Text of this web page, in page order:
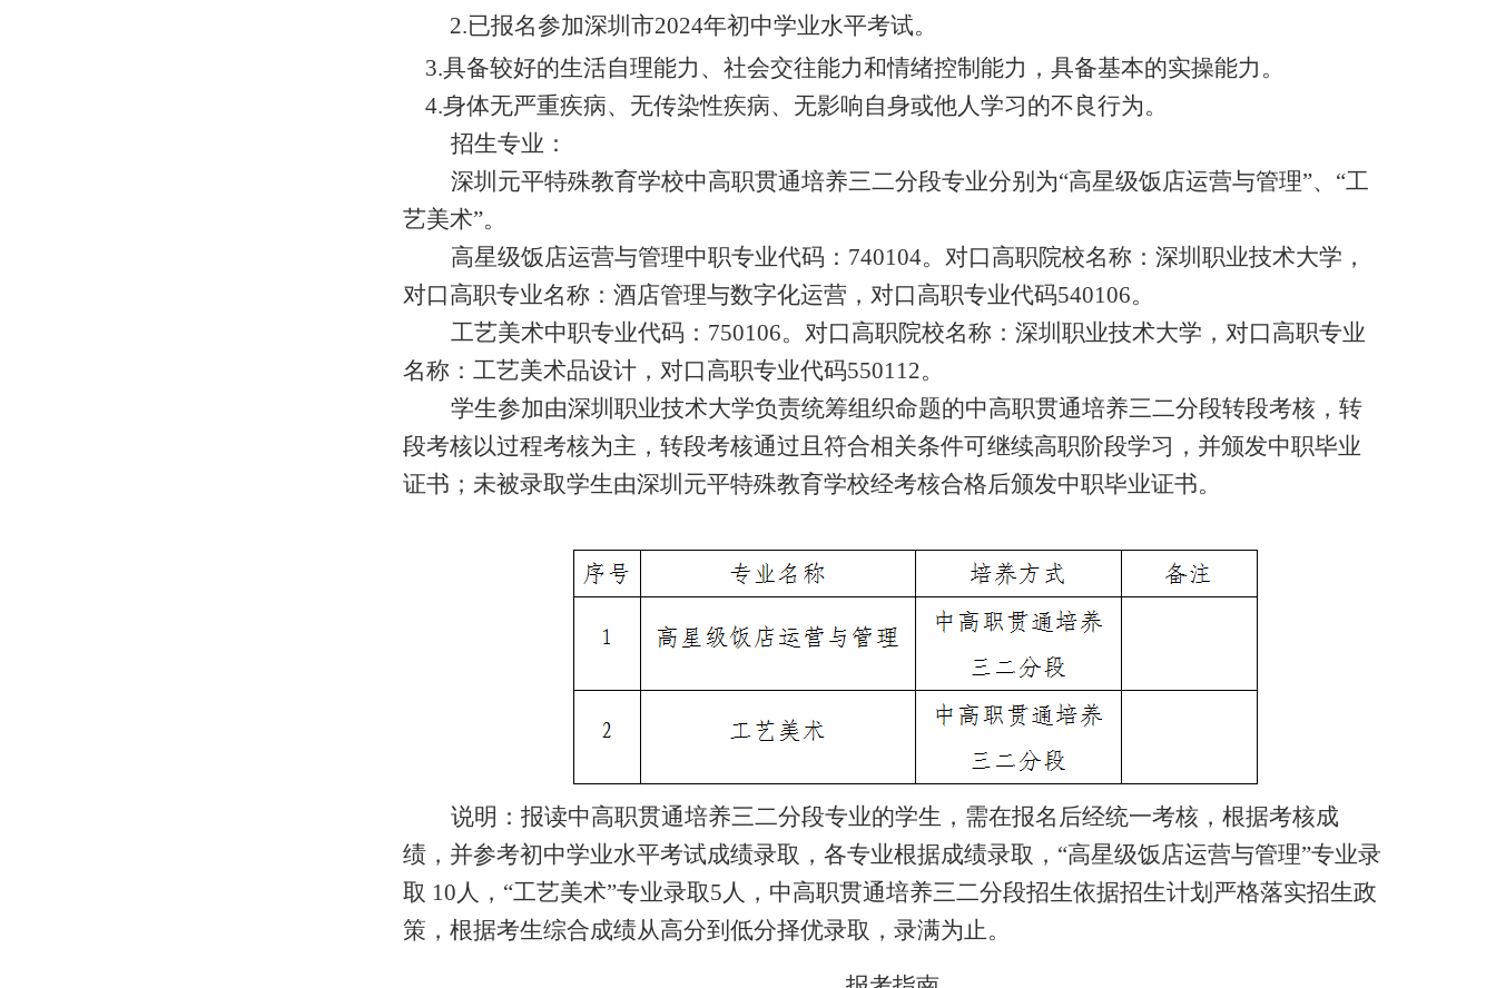
2.已报名参加深圳市2024年初中学业水平考试。
3.具备较好的生活自理能力、社会交往能力和情绪控制能力，具备基本的实操能力。
4.身体无严重疾病、无传染性疾病、无影响自身或他人学习的不良行为。
招生专业：
深圳元平特殊教育学校中高职贯通培养三二分段专业分别为“高星级饭店运营与管理”、“工
艺美术”。
高星级饭店运营与管理中职专业代码：740104。对口高职院校名称：深圳职业技术大学，
对口高职专业名称：酒店管理与数字化运营，对口高职专业代码540106。
工艺美术中职专业代码：750106。对口高职院校名称：深圳职业技术大学，对口高职专业
名称：工艺美术品设计，对口高职专业代码550112。
学生参加由深圳职业技术大学负责统筹组织命题的中高职贯通培养三二分段转段考核，转
段考核以过程考核为主，转段考核通过且符合相关条件可继续高职阶段学习，并颁发中职毕业
证书；未被录取学生由深圳元平特殊教育学校经考核合格后颁发中职毕业证书。
说明：报读中高职贯通培养三二分段专业的学生，需在报名后经统一考核，根据考核成
绩，并参考初中学业水平考试成绩录取，各专业根据成绩录取，“高星级饭店运营与管理”专业录
取 10人，“工艺美术”专业录取5人，中高职贯通培养三二分段招生依据招生计划严格落实招生政
策，根据考生综合成绩从高分到低分择优录取，录满为止。